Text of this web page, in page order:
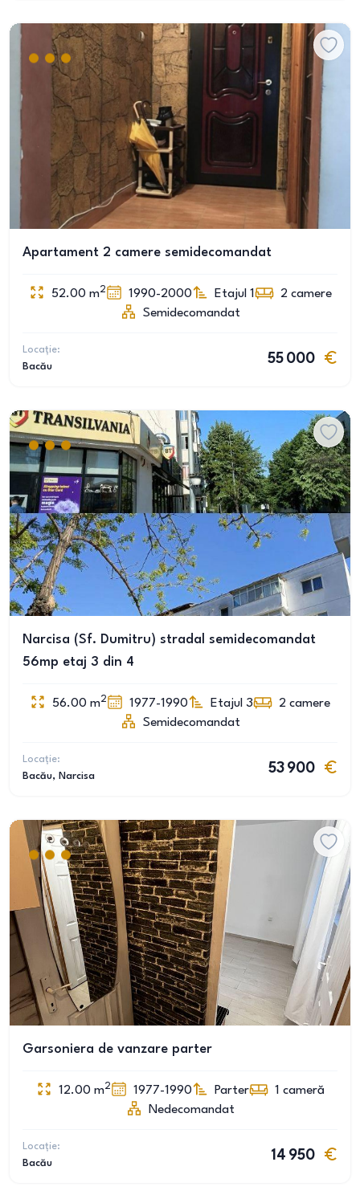
Apartament 2 camere semidecomandat
52.00 m2 1990-2000 Etajul 1 2 camere
Semidecomandat
Locație:
Bacău
55 000
Narcisa (Sf. Dumitru) stradal semidecomandat
56mp etaj 3 din 4
56.00 m2 1977-1990 Etajul 3 2 camere
Semidecomandat
Locație:
Bacău, Narcisa
53 900
Garsoniera de vanzare parter
12.00 m2 1977-1990 Parter 1 cameră
Nedecomandat
Locație:
Bacău
14 950